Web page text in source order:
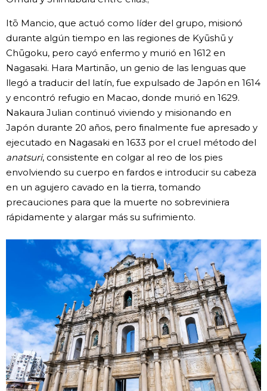
Itō Mancio, que actuó como líder del grupo, misionó
durante algún tiempo en las regiones de Kyūshū y
Chūgoku, pero cayó enfermo y murió en 1612 en
Nagasaki. Hara Martināo, un genio de las lenguas que
llegó a traducir del latín, fue expulsado de Japón en 1614
y encontró refugio en Macao, donde murió en 1629.
Nakaura Julian continuó viviendo y misionando en
Japón durante 20 años, pero finalmente fue apresado y
ejecutado en Nagasaki en 1633 por el cruel método del
anatsuri, consistente en colgar al reo de los pies
envolviendo su cuerpo en fardos e introducir su cabeza
en un agujero cavado en la tierra, tomando
precauciones para que la muerte no sobreviniera
rápidamente y alargar más su sufrimiento.